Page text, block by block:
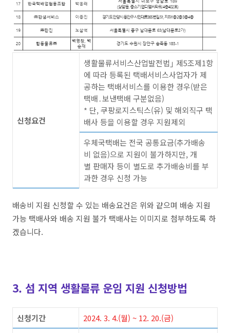
신청요건
생활물류서비스산업발전법｣ 제5조제1항
에 따라 등록된 택배서비스사업자가 제
공하는 택배서비스를 이용한 경우(받은
택배․보낸택배 구분없음)
* 단, 쿠팡로지스틱스(유) 및 해외직구 택
배사 등을 이용할 경우 지원제외
우체국택배는 전국 공통요금(추가배송
비 없음)으로 지원이 불가하지만, 개
별 판매자 등이 별도로 추가배송비를 부
과한 경우 신청 가능
배송비 지원 신청할 수 있는 배송요건은 위와 같으며 배송 지원
가능 택배사와 배송 지원 불가 택배사는 이미지로 첨부하도록 하
겠습니다.
3. 섬 지역 생활물류 운임 지원 신청방법
신청기간
2024. 3. 4.(월) ~ 12. 20.(금)